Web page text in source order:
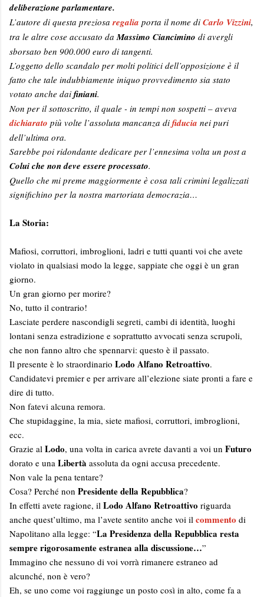
deliberazione parlamentare.
L’autore di questa preziosaregalia porta il nome di Carlo Vizzini,
tra le altre cose accusato daMassimo Ciancimino di avergli
sborsato ben 900.000 euro di tangenti.
L’oggetto dello scandalo per molti politici dell’opposizione è il
fatto che tale indubbiamente iniquo provvedimento sia stato
votato anche dai finiani.
Non per il sottoscritto, il quale - in tempi non sospetti – aveva
dichiarato più volte l’assoluta mancanza di fiducia nei puri
dell’ultima ora.
Sarebbe poi ridondante dedicare per l’ennesima volta un post a
Colui che non deve essere processato.
Quello che mi preme maggiormente è cosa tali crimini legalizzati
significhino per la nostra martoriata democrazia…
La Storia:
Mafiosi, corruttori, imbroglioni, ladri e tutti quanti voi che avete
violato in qualsiasi modo la legge, sappiate che oggi è un gran
giorno.
Un gran giorno per morire?
No, tutto il contrario!
Lasciate perdere nascondigli segreti, cambi di identità, luoghi
lontani senza estradizione e soprattutto avvocati senza scrupoli,
che non fanno altro che spennarvi: questo è il passato.
Il presente è lo straordinario Lodo Alfano Retroattivo.
Candidatevi premier e per arrivare all’elezione siate pronti a fare e
dire di tutto.
Non fatevi alcuna remora.
Che stupidaggine, la mia, siete mafiosi, corruttori, imbroglioni,
ecc.
Grazie al Lodo, una volta in carica avrete davanti a voi un Futuro
dorato e una Libertà assoluta da ogni accusa precedente.
Non vale la pena tentare?
Cosa? Perché non Presidente della Repubblica?
In effetti avete ragione, il Lodo Alfano Retroattivo riguarda
anche quest’ultimo, ma l’avete sentito anche voi il commento di
Napolitano alla legge: “La Presidenza della Repubblica resta
sempre rigorosamente estranea alla discussione…”
Immagino che nessuno di voi vorrà rimanere estraneo ad
alcunché, non è vero?
Eh, se uno come voi raggiunge un posto così in alto, come fa a